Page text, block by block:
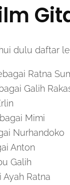
dulu daftar
Ratna
Galih
Mimi
Nurhandoko
Anton
Galih
Ratna